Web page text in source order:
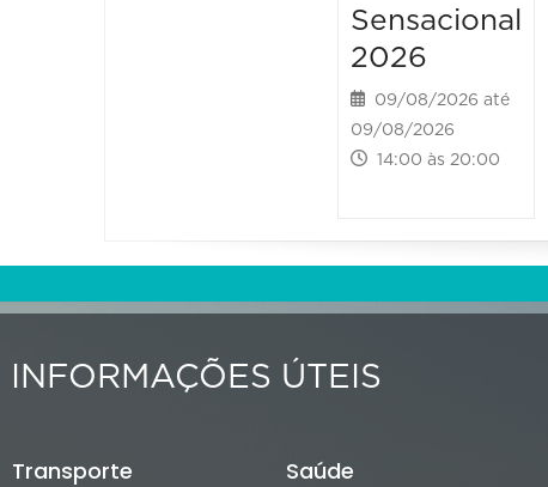
Sensacional
2026
09/08/2026 até
09/08/2026
14:00 às 20:00
INFORMAÇÕES ÚTEIS
Transporte Saúde